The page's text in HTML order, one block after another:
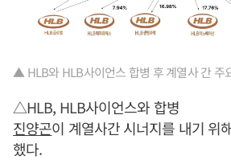
▲ HLB와 HLB사이언스 합병 후 계열사 간 주
△HLB, HLB사이언스와 합병
진양곤이 계열사간 시너지를 내기 위
했다.